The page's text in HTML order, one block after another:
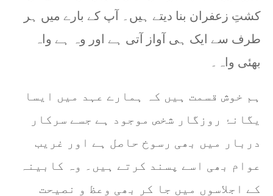
کشتِ زعفران بنا دیتے ہیں۔ آپ کے بارے میں ہر
طرف سے ایک ہی آواز آتی ہے اور وہ ہے واہ
بھئی واہ۔
ہم خوش قسمت ہیں کہ ہمارے عہد میں ایسا
یگانۂ روزگار شخص موجود ہے جسے سرکار
دربار میں بھی رسوخ حاصل ہے اور غریب
عوام بھی اسے پسند کرتے ہیں۔ وہ کابینہ
کے اجلاسوں میں جا کر بھی وعظ و نصیحت